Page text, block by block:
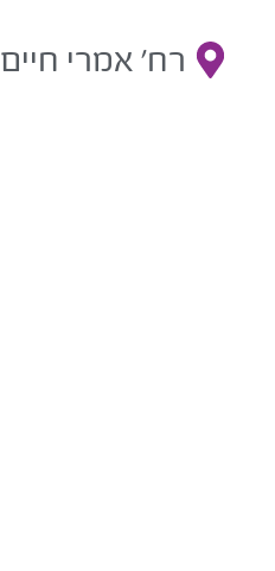
רח' אמרי חיים 43 בני ברק